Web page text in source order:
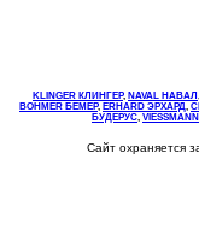
KLINGER КЛИНГЕР, NAVAL НАВАЛ ,
BOHMER БЕМЕР, ERHARD ЭРХАРД,
БУДЕРУС,
Сайт охраняется